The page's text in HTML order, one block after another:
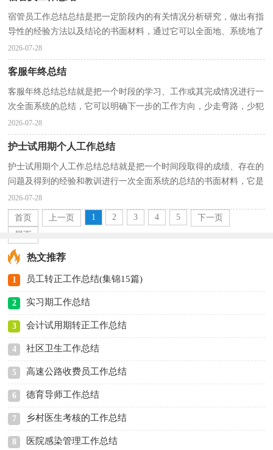
宿管员工作总结总结是把一定阶段内的有关情况分析研究，做出有指
导性的经验方法以及结论的书面材料，通过它可以全面地、系统地了
解以往的学习和工作情况，让我们来为自己写一份总...
2026-07-28
客服年终总结
客服年终总结总结就是把一个时段的学习、工作或其完成情况进行一
次全面系统的总结，它可以明确下一步的工作方向，少走弯路，少犯
错误，提高工作效益，因此我们要做好归纳，写好总结。那...
2026-07-28
护士试用期个人工作总结
护士试用期个人工作总结总结就是把一个时间段取得的成绩、存在的
问题及得到的经验和教训进行一次全面系统的总结的书面材料，它是
增长才干的一种好办法，是时候写一份总结了。那...
2026-07-28
首页 上一页 1 2 3 4 5
下一页
尾页
热文推荐
1 员工转正工作总结(集锦15篇)
2 实习期工作总结
3 会计试用期转正工作总结
4 社区卫生工作总结
5 高速公路收费员工作总结
6 德育导师工作总结
7 乡村医生考核的工作总结
8 医院感染管理工作总结